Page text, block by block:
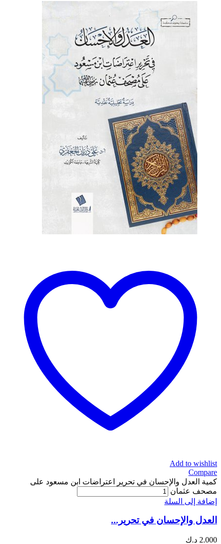
Add to wishlist
Compare
كمية العدل والإحسان في تحرير اعتراضات ابن مسعود على
مصحف عثمان
إضافة إلى السلة
العدل والإحسان في تحرير...
2.000 د.ك